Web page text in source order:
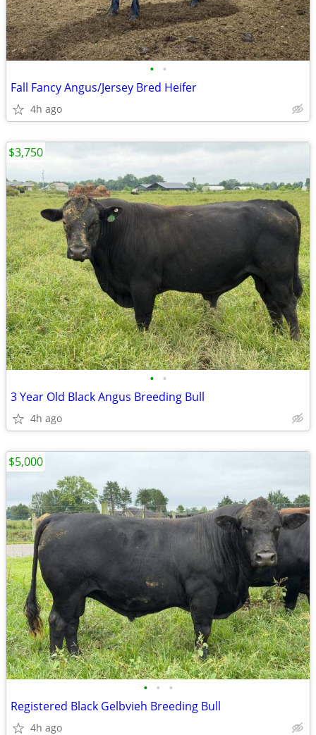
• •
Fall Fancy Angus/Jersey Bred Heifer
4h ago
• •
3 Year Old Black Angus Breeding Bull
4h ago
$3,750
• • •
Registered Black Gelbvieh Breeding Bull
4h ago
$5,000